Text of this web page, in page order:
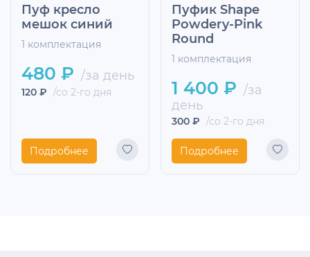
Пуф кресло
мешок синий
1 комплектация
480 ₽ /за день
120 ₽ /со 2-го дня
Подробнее
Пуфик Shape
Powdery-Pink
Round
1 комплектация
1 400 ₽ /за
день
300 ₽ /со 2-го дня
Подробнее